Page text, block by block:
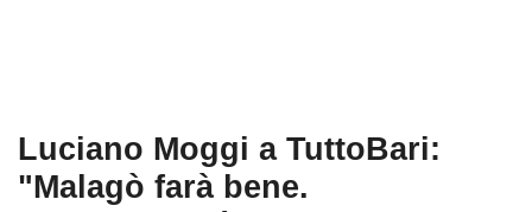
Luciano Moggi a TuttoBari:
"Malagò farà bene.